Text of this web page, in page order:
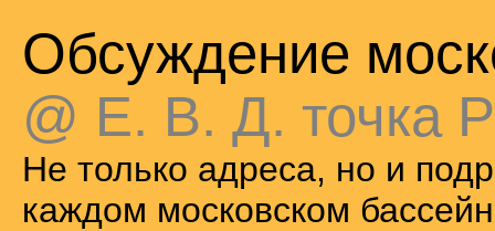
Обсуждение
@ Е. В. Д. точка
Не только адреса, но и
каждом московском